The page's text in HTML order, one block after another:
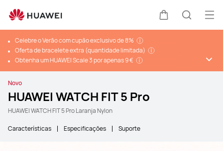
Carrinho
Celebre o Verão com cupão exclusivo de 8%
Oferta de bracelete extra (quantidade limitada)
Obtenha um HUAWEI Scale 3 por apenas 9 €
Novo
HUAWEI WATCH FIT 5 Pro
HUAWEI WATCH FIT 5 Pro Laranja Nylon
Características Especificações Suporte